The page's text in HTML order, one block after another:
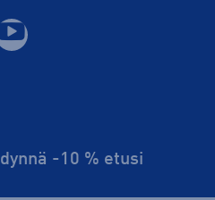
-10 % etusi